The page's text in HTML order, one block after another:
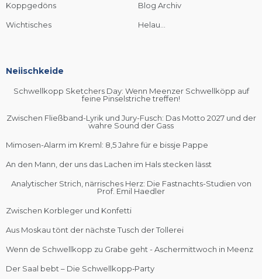
Koppgedöns
Wichtisches
Blog Archiv
Helau...
Neiischkeide
Schwellkopp Sketchers Day: Wenn Meenzer Schwellköpp auf
feine Pinselstriche treffen!
Zwischen Fließband-Lyrik und Jury-Fusch: Das Motto 2027 und der
wahre Sound der Gass
Mimosen-Alarm im Kreml: 8,5 Jahre für e bissje Pappe
An den Mann, der uns das Lachen im Hals stecken lässt
Analytischer Strich, närrisches Herz: Die Fastnachts-Studien von
Prof. Emil Haedler
Zwischen Korbleger und Konfetti
Aus Moskau tönt der nächste Tusch der Tollerei
Wenn de Schwellkopp zu Grabe geht - Aschermittwoch in Meenz
Der Saal bebt – Die Schwellkopp‑Party